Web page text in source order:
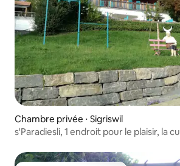
Chambre privée ⋅ Sigriswil
s'Paradiesli, 1 endroit pour le plaisir, la